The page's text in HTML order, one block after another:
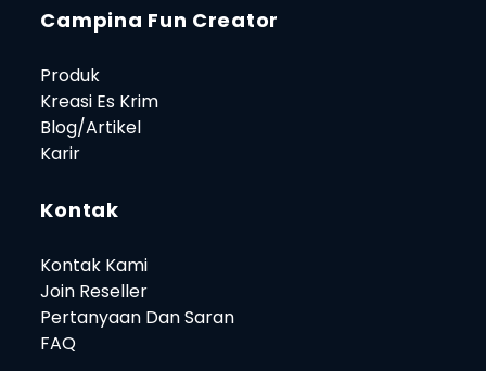
Campina Fun Creator
Produk
Kreasi Es Krim
Blog/Artikel
Karir
Kontak
Kontak Kami
Join Reseller
Pertanyaan Dan Saran
FAQ